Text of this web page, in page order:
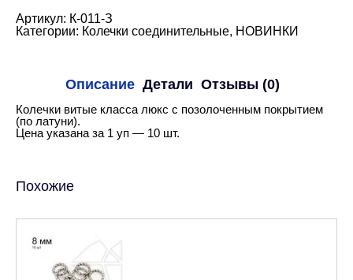
10
мм,
Артикул: К-011-З
Категории: Колечки соединительные, НОВИНКИ
Описание Детали Отзывы (0)
Колечки витые класса люкс с позолоченным покрытием
(по латуни).
Цена указана за 1 уп — 10 шт.
Похожие